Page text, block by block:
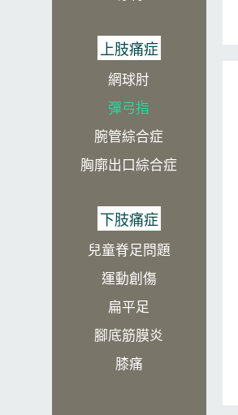
上肢痛症
網球肘
彈弓指
腕管綜合症
胸廓出口綜合症
下肢痛症
兒童脊足問題​
運動創傷
扁平足
腳底筋膜炎
膝痛